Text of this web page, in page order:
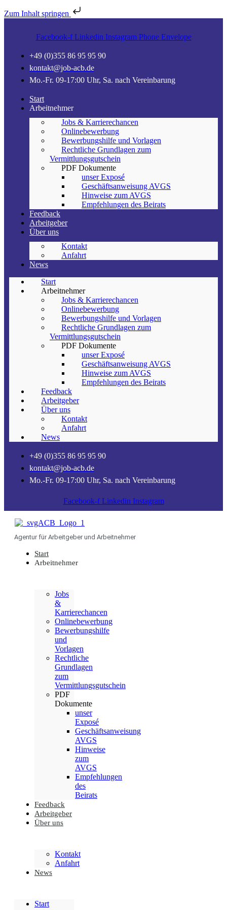
Zum Inhalt springen
Facebook-f Linkedin Instagram Phone Envelope
+49 (0)355 86 95 95 90
kontakt@job-acb.de
Mo.-Fr. 09-17:00 Uhr, Sa. nach Vereinbarung
Start
Arbeitnehmer
Jobs & Karrierechancen
Onlinebewerbung
Bewerbungshilfe und Vorlagen
Rechtliche Grundlagen zum
Vermittlungsgutschein
PDF Dokumente
unser Exposé
Geschäftsanweisung AVGS
Hinweise zum AVGS
Empfehlungen des Beirats
Feedback
Arbeitgeber
Über uns
Kontakt
Anfahrt
News
Start
Arbeitnehmer
Jobs & Karrierechancen
Onlinebewerbung
Bewerbungshilfe und Vorlagen
Rechtliche Grundlagen zum
Vermittlungsgutschein
PDF Dokumente
unser Exposé
Geschäftsanweisung AVGS
Hinweise zum AVGS
Empfehlungen des Beirats
Feedback
Arbeitgeber
Über uns
Kontakt
Anfahrt
News
+49 (0)355 86 95 95 90
kontakt@job-acb.de
Mo.-Fr. 09-17:00 Uhr, Sa. nach Vereinbarung
Facebook-f Linkedin Instagram
Agentur für Arbeitgeber und Arbeitnehmer
Start
Arbeitnehmer
Jobs
&
Karrierechancen
Onlinebewerbung
Bewerbungshilfe
und
Vorlagen
Rechtliche
Grundlagen
zum
Vermittlungsgutschein
PDF
Dokumente
unser
Exposé
Geschäftsanweisung
AVGS
Hinweise
zum
AVGS
Empfehlungen
des
Beirats
Feedback
Arbeitgeber
Über uns
Kontakt
Anfahrt
News
Start